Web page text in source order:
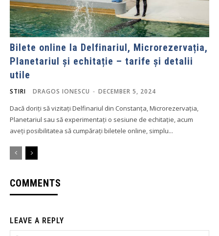
Bilete online la Delfinariul, Microrezervația,
Planetariul și echitație – tarife și detalii
utile
STIRI DRAGOS IONESCU - DECEMBER 5, 2024
Dacă doriți să vizitați Delfinariul din Constanța, Microrezervația,
Planetariul sau să experimentați o sesiune de echitație, acum
aveți posibilitatea să cumpărați biletele online, simplu...
COMMENTS
LEAVE A REPLY